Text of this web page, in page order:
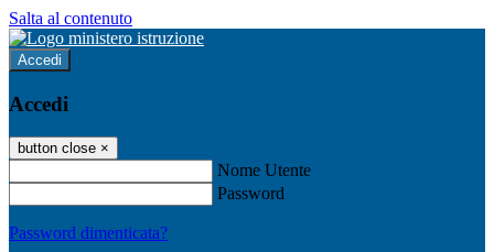
Salta al contenuto
Accedi
Accedi
button close ×
Nome Utente
Password
Password dimenticata?